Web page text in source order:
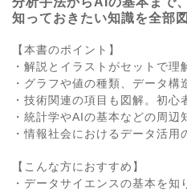
知っておきたい知識を全部
【本書のポイント】
・解説とイラストがセットで理
・グラフや値の種類、データ構
・技術関連の項目も図解。初心
・統計学やAIの基本などの周辺
・情報社会におけるデータ活用
【こんな方におすすめ】
・データサイエンスの基本を知